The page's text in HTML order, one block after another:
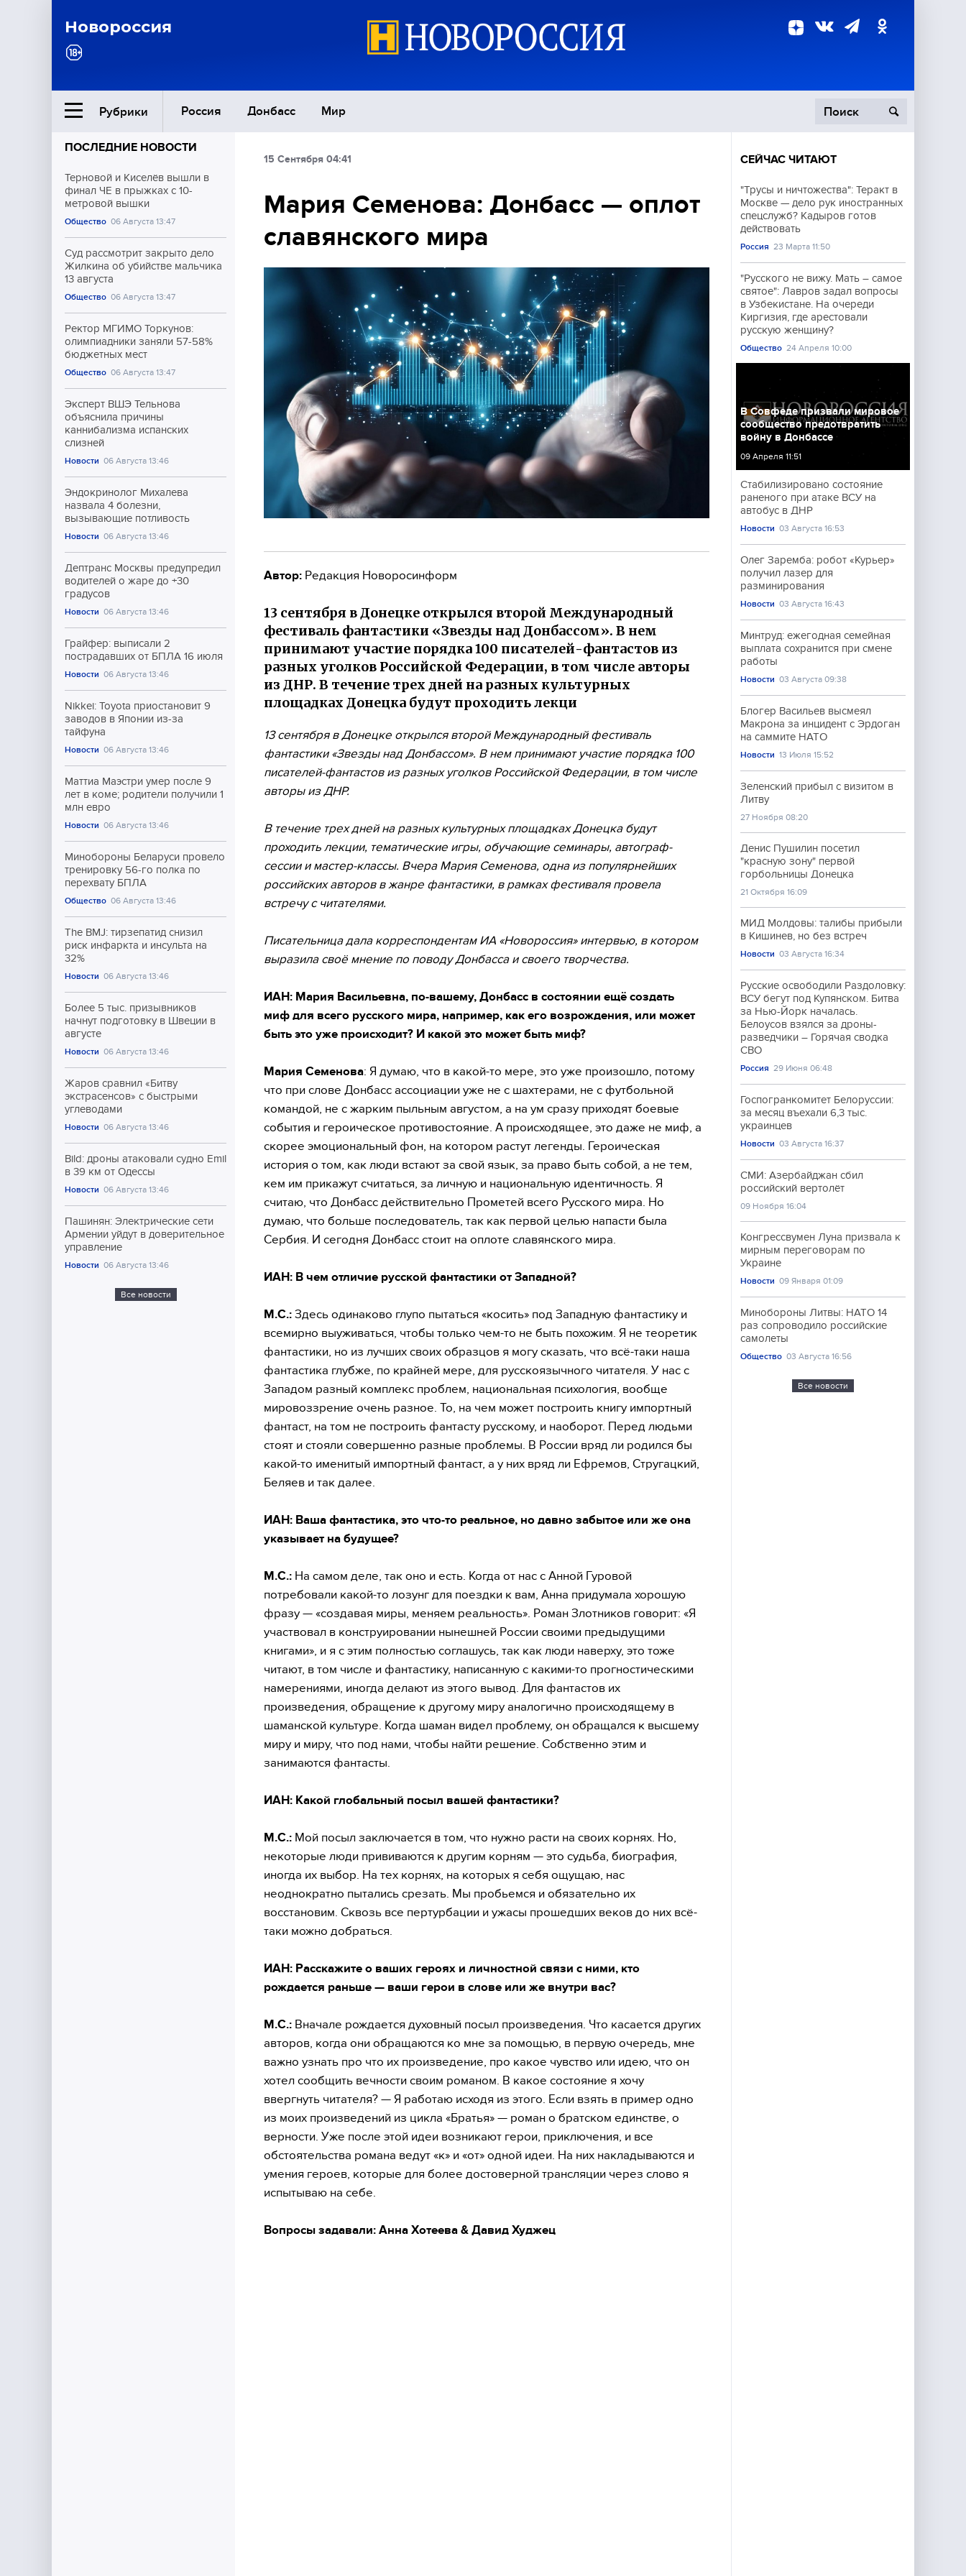
Новороссия
Рубрики Россия Донбасс Мир
Ближний Восток
Общество
Экономика
Происшествия
Культура
ПОСЛЕДНИЕ НОВОСТИ
Терновой и Киселёв вышли в
финал ЧЕ в прыжках с 10-
метровой вышки
Общество 06 Августа 13:47
Суд рассмотрит закрыто дело
Жилкина об убийстве мальчика
13 августа
Общество 06 Августа 13:47
Ректор МГИМО Торкунов:
олимпиадники заняли 57-58%
бюджетных мест
Общество 06 Августа 13:47
Эксперт ВШЭ Тельнова
объяснила причины
каннибализма испанских
слизней
Новости 06 Августа 13:46
Эндокринолог Михалева
назвала 4 болезни,
вызывающие потливость
Новости 06 Августа 13:46
Дептранс Москвы предупредил
водителей о жаре до +30
градусов
Новости 06 Августа 13:46
Грайфер: выписали 2
пострадавших от БПЛА 16 июля
Новости 06 Августа 13:46
Nikkei: Toyota приостановит 9
заводов в Японии из-за
тайфуна
Новости 06 Августа 13:46
Маттиа Маэстри умер после 9
лет в коме; родители получили 1
млн евро
Новости 06 Августа 13:46
Минобороны Беларуси провело
тренировку 56-го полка по
перехвату БПЛА
Общество 06 Августа 13:46
The BMJ: тирзепатид снизил
риск инфаркта и инсульта на
32%
Новости 06 Августа 13:46
Более 5 тыс. призывников
начнут подготовку в Швеции в
августе
Новости 06 Августа 13:46
Жаров сравнил «Битву
экстрасенсов» с быстрыми
углеводами
Новости 06 Августа 13:46
Bild: дроны атаковали судно Emil
в 39 км от Одессы
Новости 06 Августа 13:46
Пашинян: Электрические сети
Армении уйдут в доверительное
управление
Новости 06 Августа 13:46
Все новости
15 Сентября 04:41
Мария Семенова: Донбасс — оплот
славянского мира
Автор: Редакция Новоросинформ
13 сентября в Донецке открылся второй Международный
фестиваль фантастики «Звезды над Донбассом». В нем
принимают участие порядка 100 писателей-фантастов из
разных уголков Российской Федерации, в том числе авторы
из ДНР. В течение трех дней на разных культурных
площадках Донецка будут проходить лекци
13 сентября в Донецке открылся второй Международный фестиваль
фантастики «Звезды над Донбассом». В нем принимают участие порядка 100
писателей-фантастов из разных уголков Российской Федерации, в том числе
авторы из ДНР.
В течение трех дней на разных культурных площадках Донецка будут
проходить лекции, тематические игры, обучающие семинары, автограф-
сессии и мастер-классы. Вчера Мария Семенова, одна из популярнейших
российских авторов в жанре фантастики, в рамках фестиваля провела
встречу с читателями.
Писательница дала корреспондентам ИА «Новороссия» интервью, в котором
выразила своё мнение по поводу Донбасса и своего творчества.
ИАН: Мария Васильевна, по-вашему, Донбасс в состоянии ещё создать
миф для всего русского мира, например, как его возрождения, или может
быть это уже происходит? И какой это может быть миф?
Мария Семенова: Я думаю, что в какой-то мере, это уже произошло, потому
что при слове Донбасс ассоциации уже не с шахтерами, не с футбольной
командой, не с жарким пыльным августом, а на ум сразу приходят боевые
события и героическое противостояние. А происходящее, это даже не миф, а
скорее эмоциональный фон, на котором растут легенды. Героическая
история о том, как люди встают за свой язык, за право быть собой, а не тем,
кем им прикажут считаться, за личную и национальную идентичность. Я
считаю, что Донбасс действительно Прометей всего Русского мира. Но
думаю, что больше последователь, так как первой целью напасти была
Сербия. И сегодня Донбасс стоит на оплоте славянского мира.
ИАН: В чем отличие русской фантастики от Западной?
М.С.: Здесь одинаково глупо пытаться «косить» под Западную фантастику и
всемирно выуживаться, чтобы только чем-то не быть похожим. Я не теоретик
фантастики, но из лучших своих образцов я могу сказать, что всё-таки наша
фантастика глубже, по крайней мере, для русскоязычного читателя. У нас с
Западом разный комплекс проблем, национальная психология, вообще
мировоззрение очень разное. То, на чем может построить книгу импортный
фантаст, на том не построить фантасту русскому, и наоборот. Перед людьми
стоят и стояли совершенно разные проблемы. В России вряд ли родился бы
какой-то именитый импортный фантаст, а у них вряд ли Ефремов, Стругацкий,
Беляев и так далее.
ИАН: Ваша фантастика, это что-то реальное, но давно забытое или же она
указывает на будущее?
М.С.: На самом деле, так оно и есть. Когда от нас с Анной Гуровой
потребовали какой-то лозунг для поездки к вам, Анна придумала хорошую
фразу — «создавая миры, меняем реальность». Роман Злотников говорит: «Я
участвовал в конструировании нынешней России своими предыдущими
книгами», и я с этим полностью соглашусь, так как люди наверху, это тоже
читают, в том числе и фантастику, написанную с какими-то прогностическими
намерениями, иногда делают из этого вывод. Для фантастов их
произведения, обращение к другому миру аналогично происходящему в
шаманской культуре. Когда шаман видел проблему, он обращался к высшему
миру и миру, что под нами, чтобы найти решение. Собственно этим и
занимаются фантасты.
ИАН: Какой глобальный посыл вашей фантастики?
М.С.: Мой посыл заключается в том, что нужно расти на своих корнях. Но,
некоторые люди прививаются к другим корням — это судьба, биография,
иногда их выбор. На тех корнях, на которых я себя ощущаю, нас
неоднократно пытались срезать. Мы пробьемся и обязательно их
восстановим. Сквозь все пертурбации и ужасы прошедших веков до них всё-
таки можно добраться.
ИАН: Расскажите о ваших героях и личностной связи с ними, кто
рождается раньше — ваши герои в слове или же внутри вас?
М.С.: Вначале рождается духовный посыл произведения. Что касается других
авторов, когда они обращаются ко мне за помощью, в первую очередь, мне
важно узнать про что их произведение, про какое чувство или идею, что он
хотел сообщить вечности своим романом. В какое состояние я хочу
ввергнуть читателя? — Я работаю исходя из этого. Если взять в пример одно
из моих произведений из цикла «Братья» — роман о братском единстве, о
верности. Уже после этой идеи возникают герои, приключения, и все
обстоятельства романа ведут «к» и «от» одной идеи. На них накладываются и
умения героев, которые для более достоверной трансляции через слово я
испытываю на себе.
Вопросы задавали: Анна Хотеева & Давид Худжец
СЕЙЧАС ЧИТАЮТ
"Трусы и ничтожества": Теракт в
Москве — дело рук иностранных
спецслужб? Кадыров готов
действовать
Россия 23 Марта 11:50
"Русского не вижу. Мать – самое
святое": Лавров задал вопросы
в Узбекистане. На очереди
Киргизия, где арестовали
русскую женщину?
Общество 24 Апреля 10:00
В Совфеде призвали мировое
сообщество предотвратить
войну в Донбассе
09 Апреля 11:51
Стабилизировано состояние
раненого при атаке ВСУ на
автобус в ДНР
Новости 03 Августа 16:53
Олег Заремба: робот «Курьер»
получил лазер для
разминирования
Новости 03 Августа 16:43
Минтруд: ежегодная семейная
выплата сохранится при смене
работы
Новости 03 Августа 09:38
Блогер Васильев высмеял
Макрона за инцидент с Эрдоган
на саммите НАТО
Новости 13 Июля 15:52
Зеленский прибыл с визитом в
Литву
27 Ноября 08:20
Денис Пушилин посетил
"красную зону" первой
горбольницы Донецка
21 Октября 16:09
МИД Молдовы: талибы прибыли
в Кишинев, но без встреч
Новости 03 Августа 16:34
Русские освободили Раздоловку:
ВСУ бегут под Купянском. Битва
за Нью-Йорк началась.
Белоусов взялся за дроны-
разведчики – Горячая сводка
СВО
Россия 29 Июня 06:48
Госпогранкомитет Белоруссии:
за месяц въехали 6,3 тыс.
украинцев
Новости 03 Августа 16:37
СМИ: Азербайджан сбил
российский вертолёт
09 Ноября 16:04
Конгрессвумен Луна призвала к
мирным переговорам по
Украине
Новости 09 Января 01:09
Минобороны Литвы: НАТО 14
раз сопроводило российские
самолеты
Общество 03 Августа 16:56
Все новости